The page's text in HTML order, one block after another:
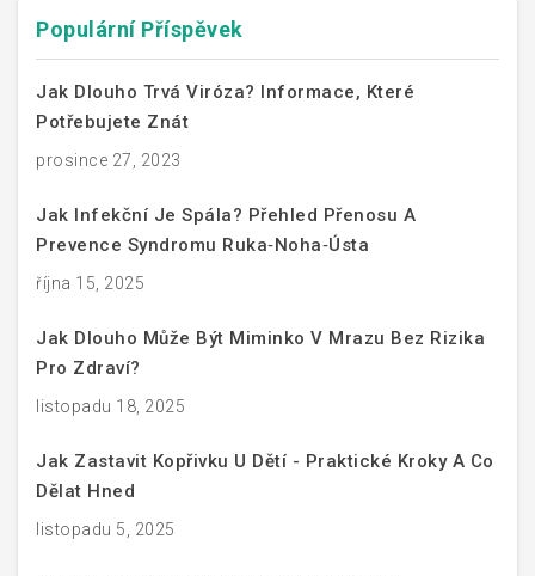
Populární Příspěvek
Jak Dlouho Trvá Viróza? Informace, Které
Potřebujete Znát
prosince 27, 2023
Jak Infekční Je Spála? Přehled Přenosu A
Prevence Syndromu Ruka‑noha‑ústa
října 15, 2025
Jak Dlouho Může Být Miminko V Mrazu Bez Rizika
Pro Zdraví?
listopadu 18, 2025
Jak Zastavit Kopřivku U Dětí - Praktické Kroky A Co
Dělat Hned
listopadu 5, 2025